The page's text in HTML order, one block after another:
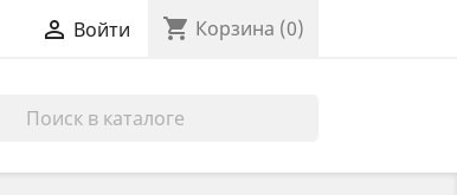
 Войти shopping_cart Корзина (0)